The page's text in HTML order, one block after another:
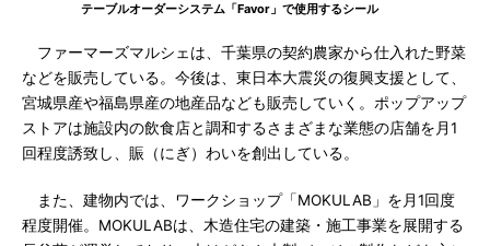
テーブルオーダーシステム「Favor」で使用するシール
ファーマーズマルシェは、千葉県の契約農家から仕入れた野菜
などを販売している。今後は、東日本大震災の復興支援として、
宮城県産や福島県産の地産品なども販売していく。ポップアップ
ストアは施設内の飲食店と調和するさまざまな業態の店舗を月1
回程度誘致し、賑（にぎ）わいを創出している。
また、建物内では、ワークショップ「MOKULAB」を月1回度
程度開催。MOKULABは、木造住宅の建築・施工事業を展開する